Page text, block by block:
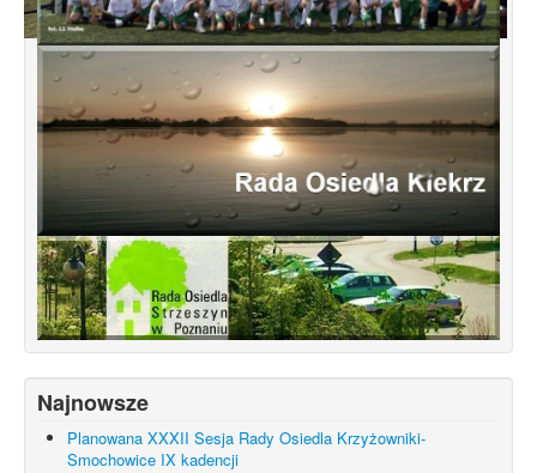
Konsultacje dotyczące terenu
Smochowice Południe w rejonie ulic
położonych pomiędzy Wejherowską,
Starogardzką, Pniewską, Pelplińską.
Najnowsze
Planowana XXXII Sesja Rady Osiedla Krzyżowniki-
Smochowice IX kadencji